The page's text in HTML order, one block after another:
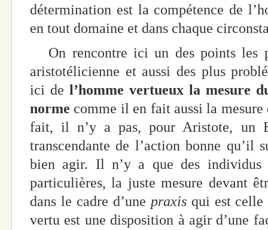
détermination est la compétence de
en tout domaine et dans chaque
On rencontre ici un des points les
aristotélicienne et aussi des plus
ici de l’homme vertueux la mesure
norme comme il en fait aussi la
fait, il n’y a pas, pour Aristote, un
transcendante de l’action bonne qu’il
bien agir. Il n’y a que des individus
particulières, la juste mesure devant
dans le cadre d’une praxisqui est celle
vertu est une disposition à agir d’une